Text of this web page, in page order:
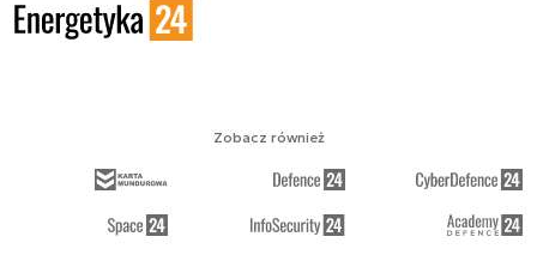
Zobacz również